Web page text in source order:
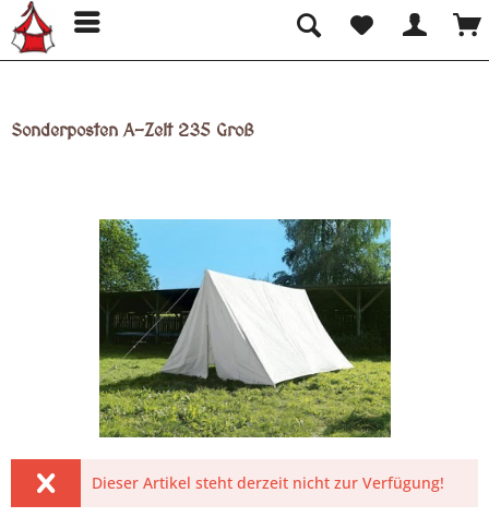
Sonderposten A-Zelt 235 Groß
Dieser Artikel steht derzeit nicht zur Verfügung!